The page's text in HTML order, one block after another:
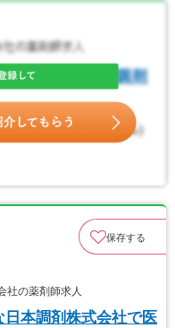
保存する
の薬剤師求人
本調剤株式会社で医